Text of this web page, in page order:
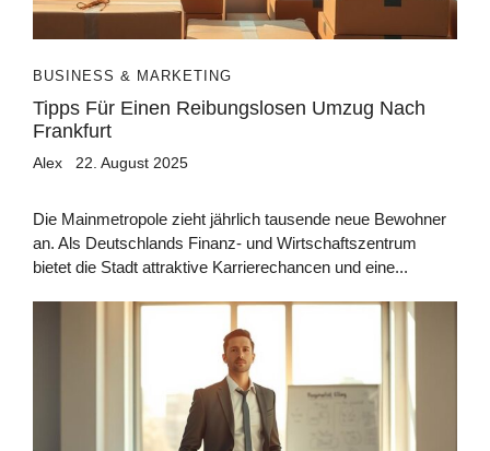
BUSINESS & MARKETING
Tipps Für Einen Reibungslosen Umzug Nach
Frankfurt
Alex 22. August 2025
Die Mainmetropole zieht jährlich tausende neue Bewohner
an. Als Deutschlands Finanz- und Wirtschaftszentrum
bietet die Stadt attraktive Karrierechancen und eine...